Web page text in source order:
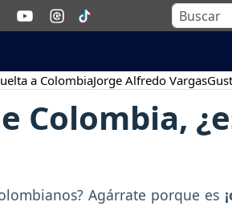
a ColombiaJorge Alfredo Vargas
Colombia,
Agárrate porque es